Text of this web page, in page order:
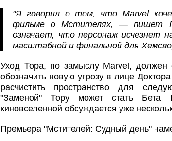
"Я говорил о том, что Marvel
фильме о Мстителях, — пишет
означает, что персонаж исчезнет
масштабной и финальной для
Уход Тора, по замыслу Marvel, должен
обозначить новую угрозу в лице
расчистить пространство для
"Заменой" Тору может стать
киновселенной обсуждается уже
Премьера "Мстителей: Судный день"